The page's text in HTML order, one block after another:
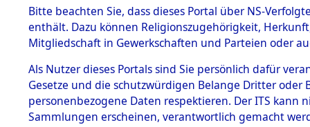
BESTÄNDE
1.
mente
5. Verschiedenes
5.3
Todesmärsche
- Sieber
Bitte beachten Sie, dass dieses Portal über NS-
enthält. Dazu können Religionszugehörigkeit,
Mitgliedschaft in Gewerkschaften und Parteien oder
Als Nutzer dieses Portals sind Sie persönlich dafür
Gesetze und die schutzwürdigen Belange Dritter
personenbezogene Daten respektieren. Der ITS
Sammlungen erscheinen, verantwortlich gemacht